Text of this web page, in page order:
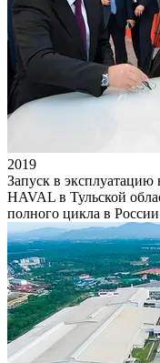
2019
Запуск в эксплуатацию
HAVAL в Тульской
полного цикла в